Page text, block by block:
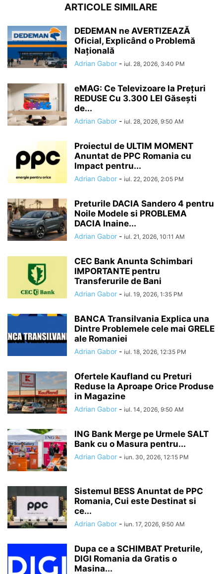
ARTICOLE SIMILARE
DEDEMAN ne AVERTIZEAZĂ
Oficial, Explicând o Problemă
Națională
Adrian Gabor - iul. 28, 2026, 3:40 PM
eMAG: Ce Televizoare la Prețuri
REDUSE Cu 3.300 LEI Găsești
de...
Adrian Gabor - iul. 28, 2026, 9:50 AM
Proiectul de ULTIM MOMENT
Anuntat de PPC Romania cu
Impact pentru...
Adrian Gabor - iul. 22, 2026, 2:05 PM
Preturile DACIA Sandero 4 pentru
Noile Modele si PROBLEMA
DACIA Inaine...
Adrian Gabor - iul. 21, 2026, 10:11 AM
CEC Bank Anunta Schimbari
IMPORTANTE pentru
Transferurile de Bani
Adrian Gabor - iul. 19, 2026, 1:35 PM
BANCA Transilvania Explica una
Dintre Problemele cele mai GRELE
ale Romaniei
Adrian Gabor - iul. 18, 2026, 12:35 PM
Ofertele Kaufland cu Preturi
Reduse la Aproape Orice Produse
in Magazine
Adrian Gabor - iul. 14, 2026, 9:50 AM
ING Bank Merge pe Urmele SALT
Bank cu o Masura pentru...
Adrian Gabor - iun. 30, 2026, 12:15 PM
Sistemul BESS Anuntat de PPC
Romania, Cui este Destinat si
ce...
Adrian Gabor - iun. 17, 2026, 9:50 AM
Dupa ce a SCHIMBAT Preturile,
DIGI Romania da Gratis o
Masina...